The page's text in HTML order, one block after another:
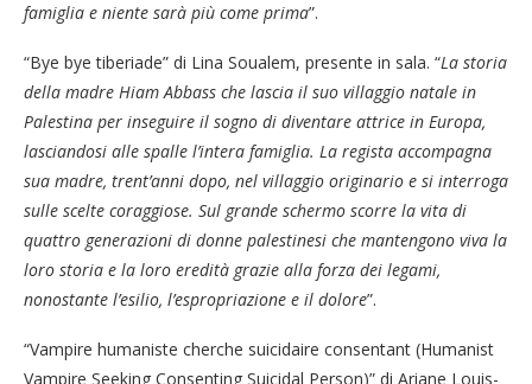
famiglia e niente sarà più come prima”.
“Bye bye tiberiade” di Lina Soualem, presente in sala. “La storia
della madre Hiam Abbass che lascia il suo villaggio natale in
Palestina per inseguire il sogno di diventare attrice in Europa,
lasciandosi alle spalle l’intera famiglia. La regista accompagna
sua madre, trent’anni dopo, nel villaggio originario e si interroga
sulle scelte coraggiose. Sul grande schermo scorre la vita di
quattro generazioni di donne palestinesi che mantengono viva la
loro storia e la loro eredità grazie alla forza dei legami,
nonostante l’esilio, l’espropriazione e il dolore”.
“Vampire humaniste cherche suicidaire consentant (Humanist
Vampire Seeking Consenting Suicidal Person)” di Ariane Louis-